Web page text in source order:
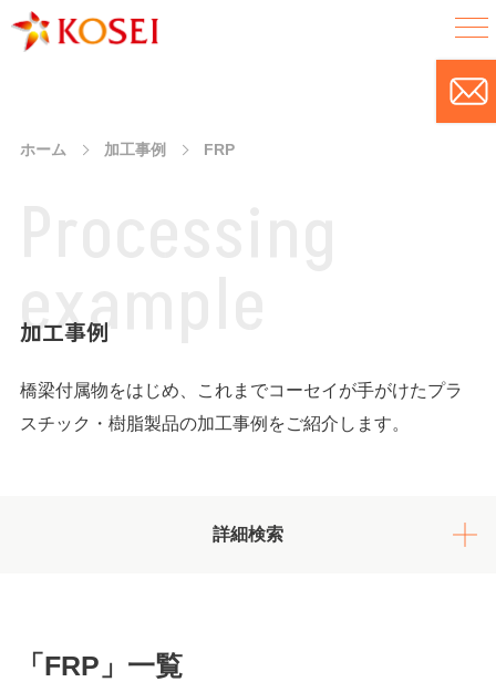
ホーム 加工事例 FRP
加工事例
exa
橋梁付属物をはじめ、これまでコーセイが手がけたプラ
スチック・樹脂製品の加工事例をご紹介します。
詳細検索
「FRP」一覧